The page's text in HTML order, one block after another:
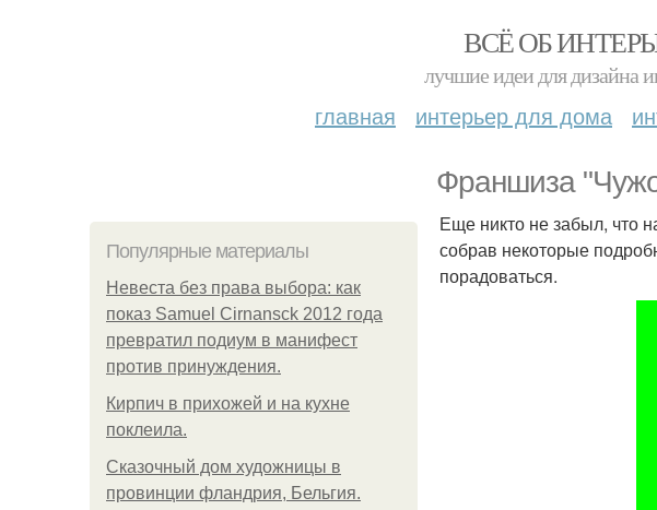
ВСЁ ОБ
лучшие идеи для дизайна
главная интерьер для дома
Франшиза
Популярные материалы
Невеста без права выбора: как
показ Samuel Cirnansck 2012 года
превратил подиум в манифест
против принуждения.
Кирпич в прихожей и на кухне
поклеила.
Сказочный дом художницы в
провинции фландрия, Бельгия.
Еще никто не забыл, что
собрав некоторые
порадоваться.